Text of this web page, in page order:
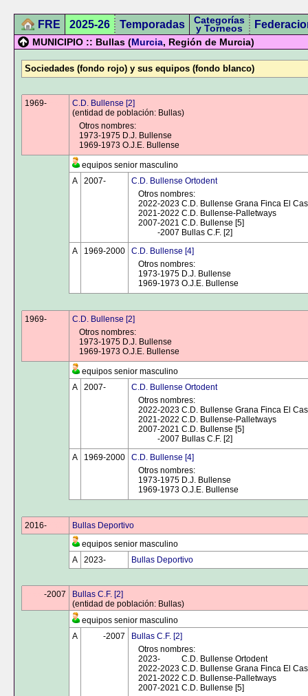
FRE 2025-26 Temporadas Categorías
y Torneos
MUNICIPIO :: Bullas (Murcia, Región de Murcia)
Sociedades (fondo rojo) y sus equipos (fondo blanco)
1969-
C.D. Bullense [2]
(entidad de población: Bullas)
Otros nombres:
1973-1975 D.J. Bullense
1969-1973 O.J.E. Bullense
equipos senior masculino
A
2007-
C.D. Bullense Ortodent
Otros nombres:
2022-2023 C.D. Bullense Grana Finca El
2021-2022 C.D. Bullense-Palletways
2007-2021 C.D. Bullense [5]
-2007 Bullas C.F. [2]
A
1969-2000
C.D. Bullense [4]
Otros nombres:
1973-1975 D.J. Bullense
1969-1973 O.J.E. Bullense
1969-
C.D. Bullense [2]
Otros nombres:
1973-1975 D.J. Bullense
1969-1973 O.J.E. Bullense
equipos senior masculino
A
2007-
C.D. Bullense Ortodent
Otros nombres:
2022-2023 C.D. Bullense Grana Finca El
2021-2022 C.D. Bullense-Palletways
2007-2021 C.D. Bullense [5]
-2007 Bullas C.F. [2]
A
1969-2000
C.D. Bullense [4]
Otros nombres:
1973-1975 D.J. Bullense
1969-1973 O.J.E. Bullense
2016-
Bullas Deportivo
equipos senior masculino
A
2023- Bullas Deportivo
-2007
Bullas C.F. [2]
(entidad de población: Bullas)
equipos senior masculino
A
-2007
Bullas C.F. [2]
Otros nombres:
2023-
C.D. Bullense Ortodent
2022-2023 C.D. Bullense Grana Finca El
2021-2022 C.D. Bullense-Palletways
2007-2021 C.D. Bullense [5]